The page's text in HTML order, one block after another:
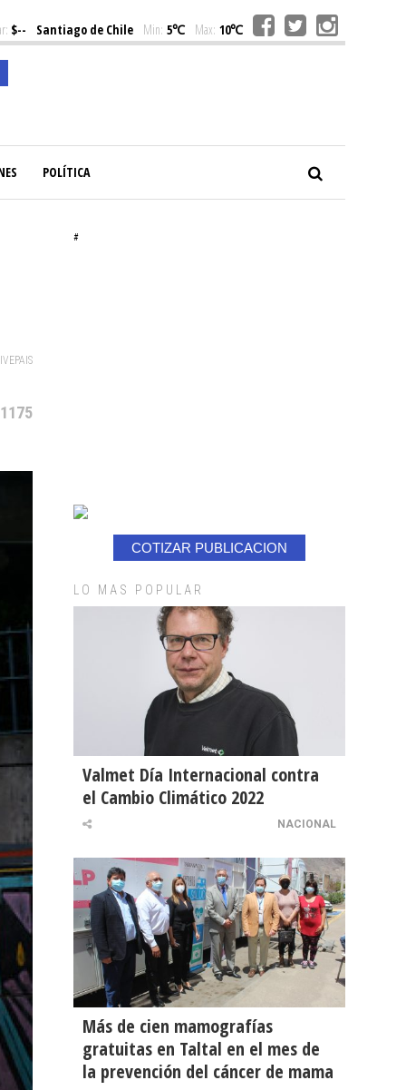
$-- Santiago de Chile Min: 5℃ Max: 10℃
POLÍTICA
#
COTIZAR PUBLICACION
LO MAS POPULAR
Valmet Día Internacional contra
el Cambio Climático 2022
NACIONAL
Más de cien mamografías
gratuitas en Taltal en el mes de
la prevención del cáncer de mama